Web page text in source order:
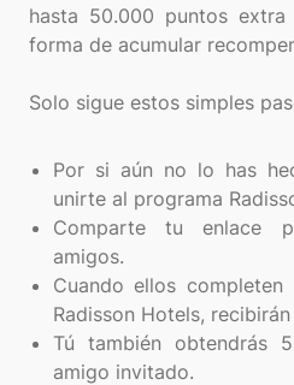
hasta 50.000 puntos
forma de acumular
Solo sigue estos simples
Por si aún no lo has
unirte al programa
Comparte tu enlace
amigos.
Cuando ellos
Radisson Hotels,
Tú también obtendrás
amigo invitado.